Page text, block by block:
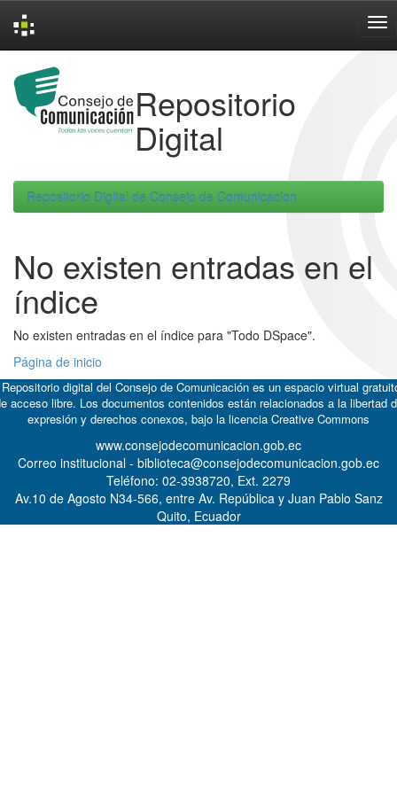
navigation
Repositorio
Digital
Repositorio Digital de Consejo de Comunicacion
No existen entradas en el
índice
No existen entradas en el índice para "Todo DSpace".
Página de inicio
digital del Consejo de Comunicación es un espacio virtual
acceso libre. Los documentos contenidos están relacionados a la libertad
expresión y derechos conexos, bajo la licencia Creative Commons
www.consejodecomunicacion.gob.ec
Correo institucional - biblioteca@consejodecomunicacion.gob.ec
Teléfono: 02-3938720, Ext. 2279
Av.10 de Agosto N34-566, entre Av. República y Juan Pablo Sanz
Quito, Ecuador